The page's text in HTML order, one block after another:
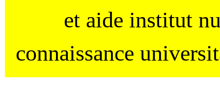
et aide institut
connaissance